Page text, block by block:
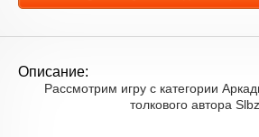
Описание:
Рассмотрим игру с категории
толкового автора